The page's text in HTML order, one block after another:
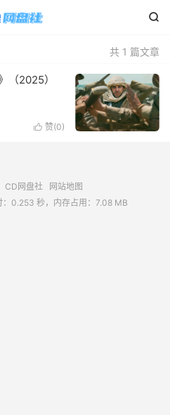

共 1 篇文章
（2025）
 赞(0)
CD网盘社
网站地图
0.253 秒，内存占用：7.08 MB